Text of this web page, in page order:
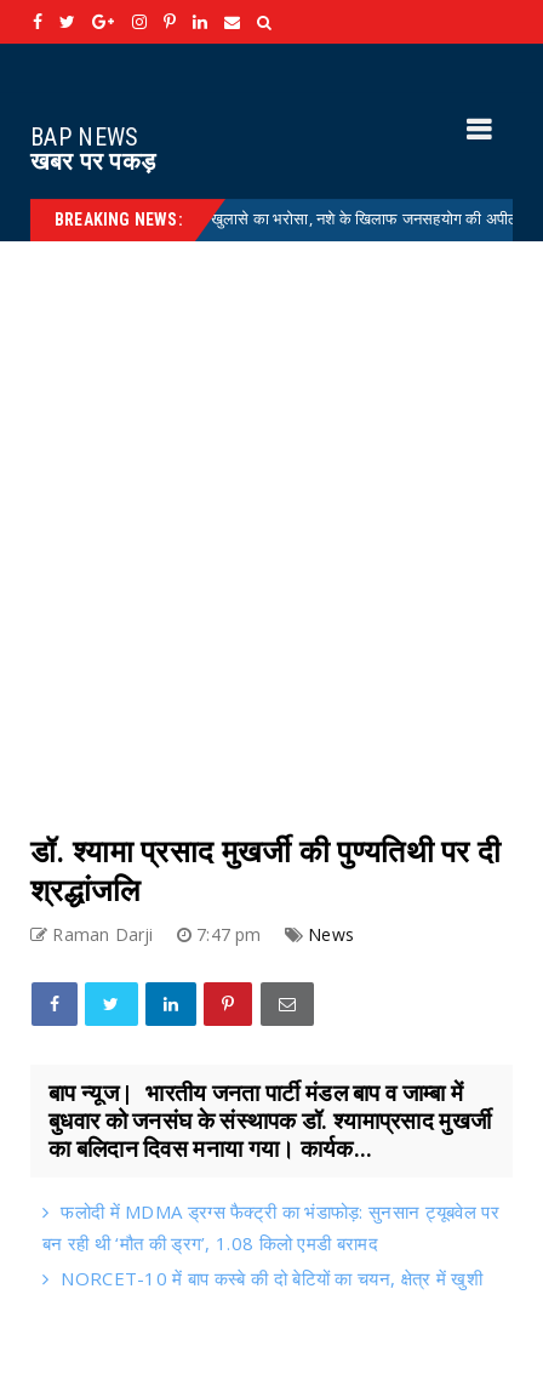
BAP NEWS
खबर पर पकड़
BREAKING NEWS:
: चोरियों के खुलासे का भरोसा, नशे के खिलाफ जनसहयोग की अपील HELTH
डॉ. श्यामा प्रसाद मुखर्जी की पुण्यतिथी पर दी
श्रद्धांजलि
Raman Darji 7:47 pm News
बाप न्यूज | भारतीय जनता पार्टी मंडल बाप व जाम्बा में
बुधवार को जनसंघ के संस्थापक डॉ. श्यामाप्रसाद मुखर्जी
का बलिदान दिवस मनाया गया। कार्यक...
फलोदी में MDMA ड्रग्स फैक्ट्री का भंडाफोड़: सुनसान ट्यूबवेल पर
बन रही थी ‘मौत की ड्रग’, 1.08 किलो एमडी बरामद
NORCET-10 में बाप कस्बे की दो बेटियों का चयन, क्षेत्र में खुशी